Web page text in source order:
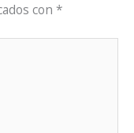
con *